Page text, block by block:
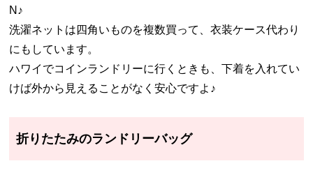
N♪
洗濯ネットは四角いものを複数買って、衣装ケース代わり
にもしています。
ハワイでコインランドリーに行くときも、下着を入れてい
けば外から見えることがなく安心ですよ♪
折りたたみのランドリーバッグ